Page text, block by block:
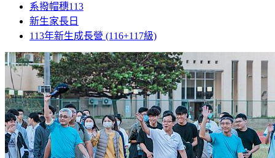
系撥帽穗113
新生家長日
113年新生成長營 (116+117級)